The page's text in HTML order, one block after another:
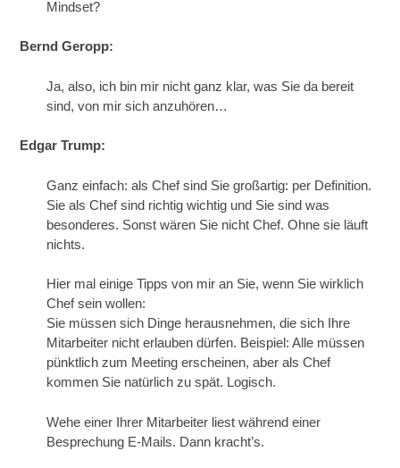
Mindset?
Bernd Geropp:
Ja, also, ich bin mir nicht ganz klar, was Sie da bereit
sind, von mir sich anzuhören…
Edgar Trump:
Ganz einfach: als Chef sind Sie großartig: per Definition.
Sie als Chef sind richtig wichtig und Sie sind was
besonderes. Sonst wären Sie nicht Chef. Ohne sie läuft
nichts.
Hier mal einige Tipps von mir an Sie, wenn Sie wirklich
Chef sein wollen:
Sie müssen sich Dinge herausnehmen, die sich Ihre
Mitarbeiter nicht erlauben dürfen. Beispiel: Alle müssen
pünktlich zum Meeting erscheinen, aber als Chef
kommen Sie natürlich zu spät. Logisch.
Wehe einer Ihrer Mitarbeiter liest während einer
Besprechung E-Mails. Dann kracht’s.